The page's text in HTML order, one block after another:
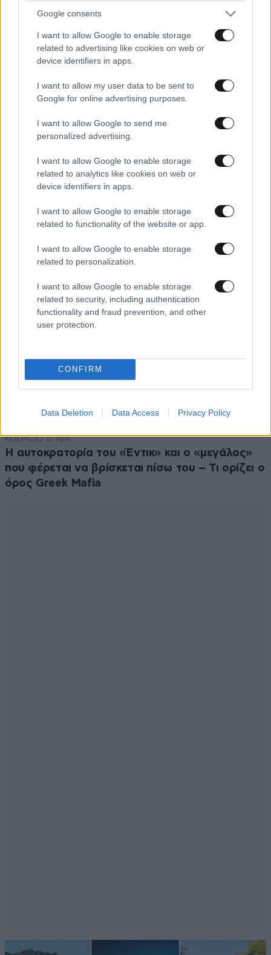
Google consents
I want to allow Google to enable storage
related to advertising like cookies on web or
device identifiers in apps.
I want to allow my user data to be sent to
Google for online advertising purposes.
I want to allow Google to send me
personalized advertising.
I want to allow Google to enable storage
related to analytics like cookies on web or
device identifiers in apps.
I want to allow Google to enable storage
related to functionality of the website or app.
I want to allow Google to enable storage
related to personalization.
I want to allow Google to enable storage
related to security, including authentication
functionality and fraud prevention, and other
user protection.
CONFIRM
Data Deletion Data Access Privacy Policy
Xαρακτήρες: 0/1000
Διαβάστε και ακολουθήστε τους κανόνες σχολιασμού
ΠΡΟΣΘΗΚΗ
ΚΟΣΜΟΣ3 ω. πριν
Η αυτοκρατορία του «Έντικ» και ο «μεγάλος»
που φέρεται να βρίσκεται πίσω του – Τι ορίζει ο
όρος Greek Mafia